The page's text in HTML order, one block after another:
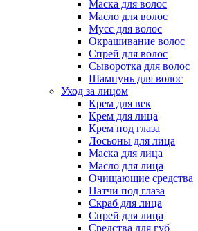
Маска для волос
Масло для волос
Мусс для волос
Окрашивание волос
Спрей для волос
Сыворотка для волос
Шампунь для волос
Уход за лицом
Крем для век
Крем для лица
Крем под глаза
Лосьоны для лица
Маска для лица
Масло для лица
Очищающие средства
Патчи под глаза
Скраб для лица
Спрей для лица
Средства для губ